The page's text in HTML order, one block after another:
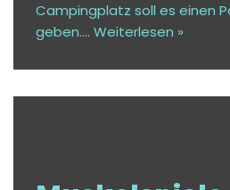
Campingplatz soll es einen
geben.… Weiterlesen »